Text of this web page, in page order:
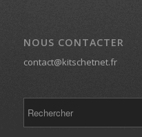
NOUS CONTACTER
contact@kitschetnet.fr